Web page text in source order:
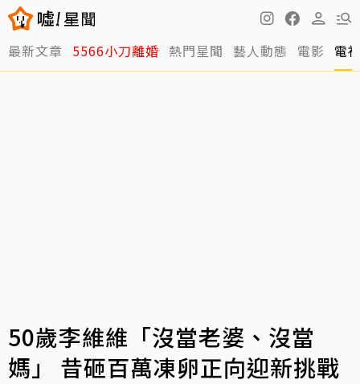
最新文章 5566小刀離婚 熱門星聞 藝人動態 電影 電
50歲李維維「沒當老婆、沒當
媽」 昔砸百萬凍卵正向迎新挑戰